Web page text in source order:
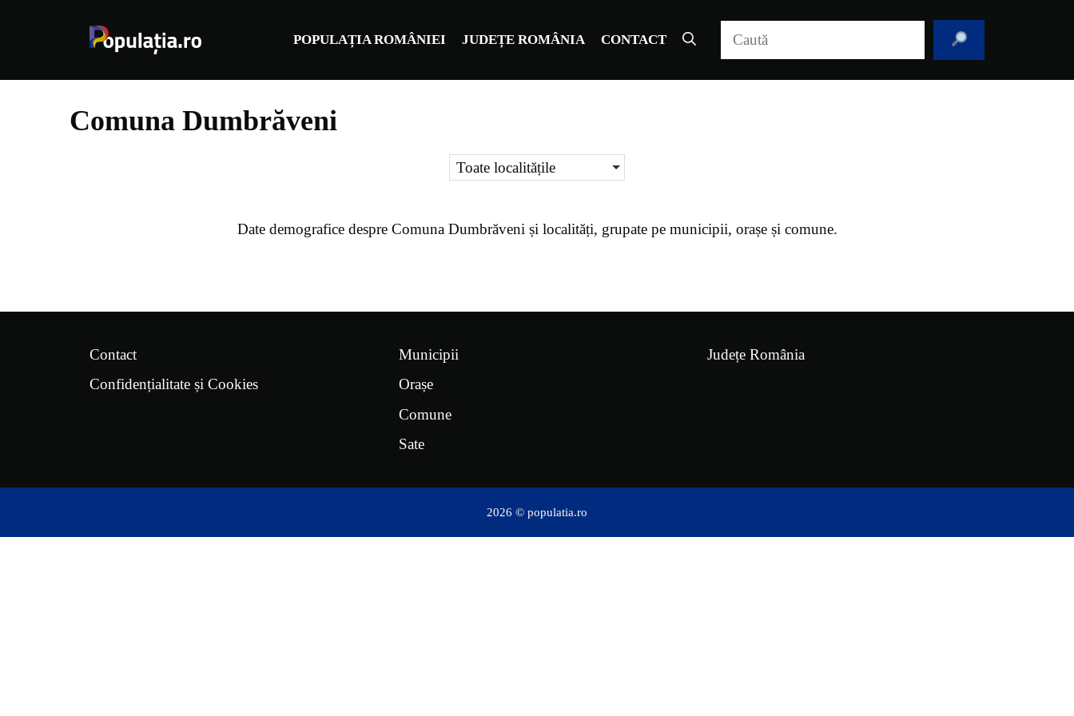
POPULAȚIA ROMÂNIEI JUDEȚE ROMÂNIA CONTACT
Comuna Dumbrăveni
Toate localitățile
Date demografice despre Comuna Dumbrăveni și localități, grupate pe municipii, orașe și comune.
Contact
Confidențialitate și Cookies
Municipii
Orașe
Comune
Sate
Județe România
2026 © populatia.ro